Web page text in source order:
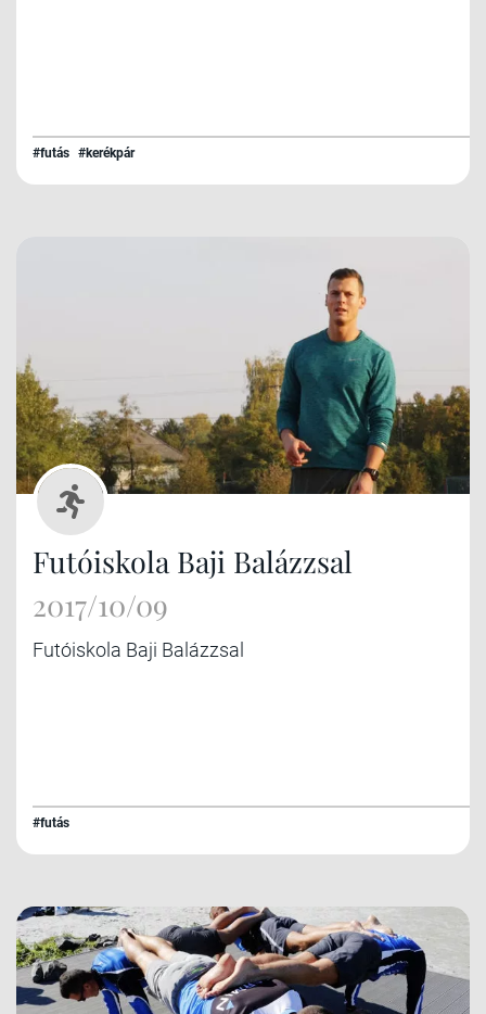
#futás #kerékpár
Futóiskola Baji Balázzsal
2017/10/09
Futóiskola Baji Balázzsal
#futás